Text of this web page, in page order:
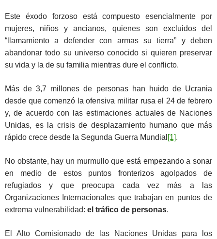
Este éxodo forzoso está compuesto esencialmente por
mujeres, niños y ancianos, quienes son excluidos del
“llamamiento a defender con armas su tierra” y deben
abandonar todo su universo conocido si quieren preservar
su vida y la de su familia mientras dure el conflicto.
Más de 3,7 millones de personas han huido de Ucrania
desde que comenzó la ofensiva militar rusa el 24 de febrero
y, de acuerdo con las estimaciones actuales de Naciones
Unidas, es la crisis de desplazamiento humano que más
rápido crece desde la Segunda Guerra Mundial [1].
No obstante, hay un murmullo que está empezando a sonar
en medio de estos puntos fronterizos agolpados de
refugiados y que preocupa cada vez más a las
Organizaciones Internacionales que trabajan en puntos de
extrema vulnerabilidad: el tráfico de personas.
El Alto Comisionado de las Naciones Unidas para los